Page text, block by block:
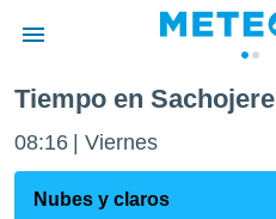
de
ha
Tiempo en Sachojere
08:16 Viernes
Nubes y claros